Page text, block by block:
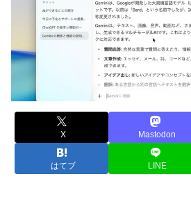
X Mastodon
はてブ LINE